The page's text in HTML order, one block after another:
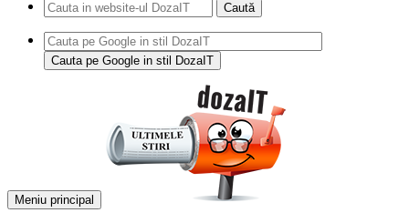
Caută
după:
Meniu principal